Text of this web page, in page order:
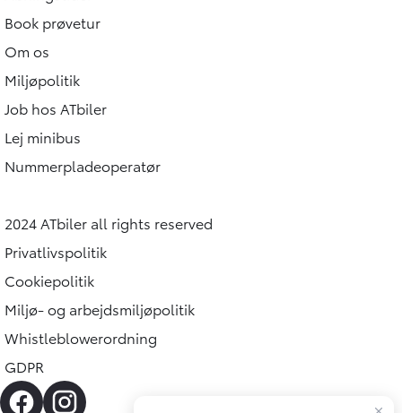
Book prøvetur
Om os
Miljøpolitik
Job hos ATbiler
Lej minibus
Nummerpladeoperatør
2024 ATbiler all rights reserved
Privatlivspolitik
Cookiepolitik
Miljø- og arbejdsmiljøpolitik
Whistleblowerordning
GDPR